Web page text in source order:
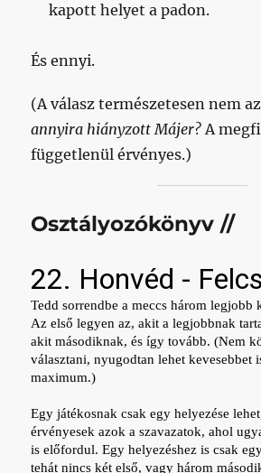
kapott helyet a padon.
És ennyi.
(A válasz természetesen nem
annyira hiányzott Májer?A
függetlenül érvényes.)
Osztályozókönyv //